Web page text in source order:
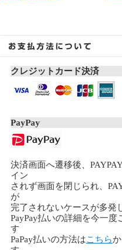
クレジットカード決済
PayPay
決済画面へ遷移後、
イン
されず画面を閉じられ、
が
完了されないケースが多発
PayPay払いの詳細を今一度
す
PaPay払いの方法はこちら